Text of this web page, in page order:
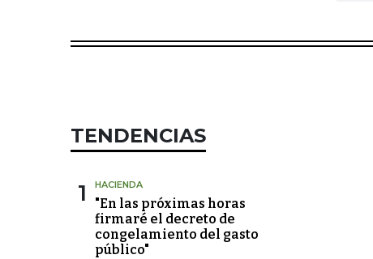
TENDENCIAS
1 HACIENDA
"En las próximas horas
firmaré el decreto de
congelamiento del gasto
público"